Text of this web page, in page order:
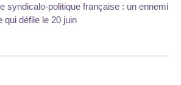
syndicalo-politique française : un ennemi
qui défile le 20 juin